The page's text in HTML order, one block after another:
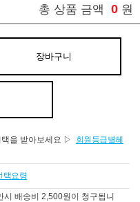
총 상품 금액 0 원
장바구니
을 받아보세요 ▷
회원등급별혜
택요령
배송비 2,500원이 청구됩니